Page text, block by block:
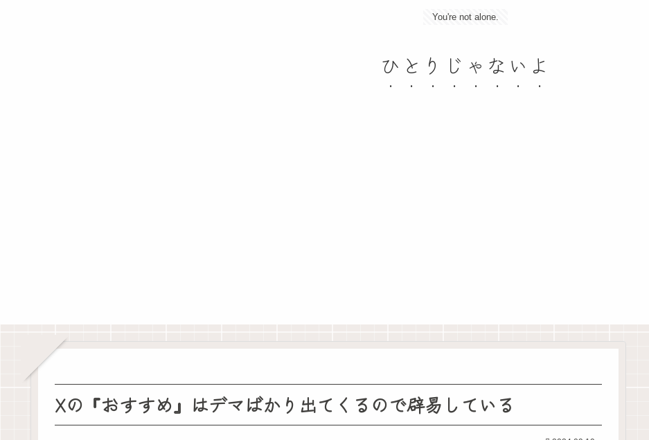
You're not alone.
ひとりじゃないよ
Xの『おすすめ』はデマばかり出てくるので辟易している